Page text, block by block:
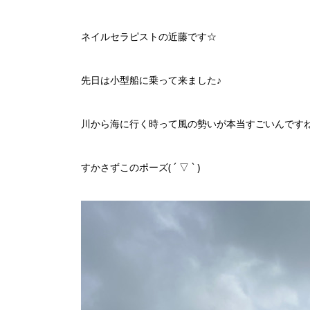
ネイルセラピストの近藤です☆
先日は小型船に乗って来ました♪
川から海に行く時って風の勢いが本当すごいんです
すかさずこのポーズ( ´ ▽ ` )